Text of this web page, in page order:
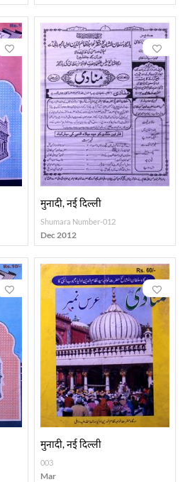
मुनादी, नई दिल्ली
Shumara Number-012
Dec 2012
मुनादी, नई दिल्ली
003
Mar